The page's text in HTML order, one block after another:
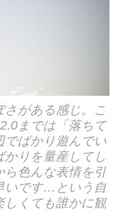
がある感じ。こ
までは「落ちて
でばかり遊んでい
りを量産してし
ら色んな表情を引
いです…という自
しくても誰かに観